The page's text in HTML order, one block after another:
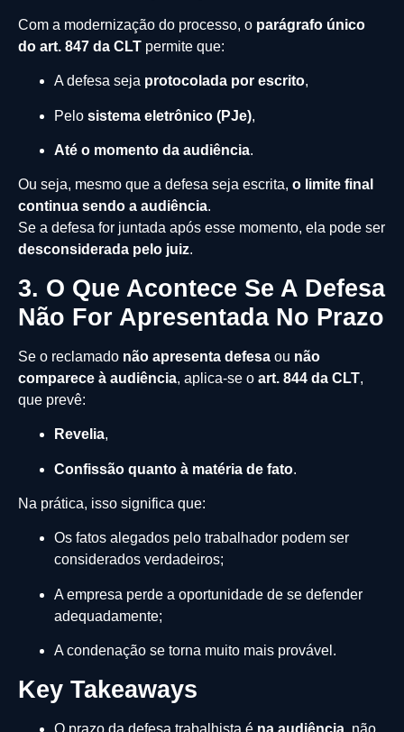
Com a modernização do processo, o parágrafo único
do art. 847 da CLT permite que:
A defesa seja protocolada por escrito,
Pelo sistema eletrônico (PJe),
Até o momento da audiência.
Ou seja, mesmo que a defesa seja escrita, o limite final
continua sendo a audiência.
Se a defesa for juntada após esse momento, ela pode ser
desconsiderada pelo juiz.
3. O Que Acontece Se A Defesa
Não For Apresentada No Prazo
Se o reclamado não apresenta defesa ou não
comparece à audiência, aplica-se o art. 844 da CLT,
que prevê:
Revelia,
Confissão quanto à matéria de fato.
Na prática, isso significa que:
Os fatos alegados pelo trabalhador podem ser
considerados verdadeiros;
A empresa perde a oportunidade de se defender
adequadamente;
A condenação se torna muito mais provável.
Key Takeaways
O prazo da defesa trabalhista é na audiência , não